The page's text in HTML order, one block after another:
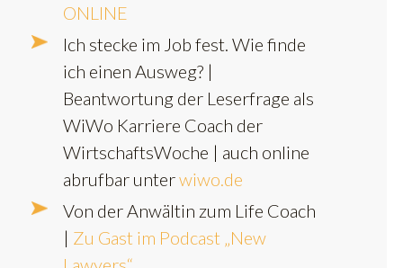
ONLINE
Ich stecke im Job fest. Wie finde
ich einen Ausweg? |
Beantwortung der Leserfrage als
WiWo Karriere Coach der
WirtschaftsWoche | auch online
abrufbar unterwiwo.de
Von der Anwältin zum Life Coach
| Zu Gast im Podcast „New